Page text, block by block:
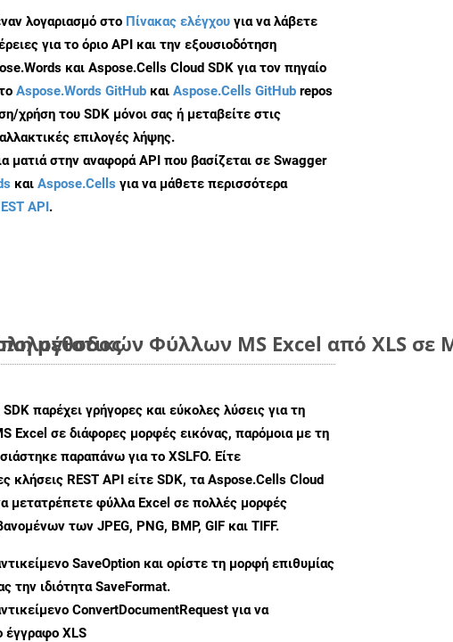
λογαριασμό στο Πίνακας ελέγχου για να λάβετε
για το όριο API και την εξουσιοδότηση
και Aspose.Cells Cloud SDK για τον πηγαίο
Aspose.Words GitHub και Aspose.Cells GitHub repos
χρήση του SDK μόνοι σας ή μεταβείτε στις
επιλογές λήψης.
ματιά στην αναφορά API που βασίζεται σε Swagger
και Aspose.Cells για να μάθετε περισσότερα
API.
μέθοδος Φύλλων MS Excel από XLS σε
παρέχει γρήγορες και εύκολες λύσεις για τη
Excel σε διάφορες μορφές εικόνας, παρόμοια με τη
παραπάνω για το XSLFO. Είτε
κλήσεις REST API είτε SDK, τα Aspose.Cells Cloud
μετατρέπετε φύλλα Excel σε πολλές μορφές
των JPEG, PNG, BMP, GIF και TIFF.
SaveOption και ορίστε τη μορφή επιθυμίας
την ιδιότηταSaveFormat.
ConvertDocumentRequest για να
έγγραφο XLS